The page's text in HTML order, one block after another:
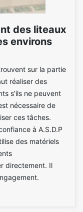
des liteaux
environs
sur la partie
réaliser des
s'ils ne peuvent
nécessaire de
ces tâches.
à A.S.D.P
des matériels
directement. Il